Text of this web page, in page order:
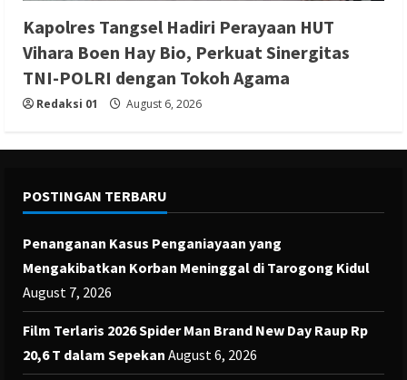
Kapolres Tangsel Hadiri Perayaan HUT
Vihara Boen Hay Bio, Perkuat Sinergitas
TNI-POLRI dengan Tokoh Agama
Redaksi 01 August 6, 2026
POSTINGAN TERBARU
Penanganan Kasus Penganiayaan yang
Mengakibatkan Korban Meninggal di Tarogong Kidul
August 7, 2026
Film Terlaris 2026 Spider Man Brand New Day Raup Rp
20,6 T dalam Sepekan August 6, 2026